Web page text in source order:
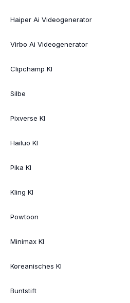
Haiper Ai Videogenerator
Virbo Ai Videogenerator
Clipchamp KI
Silbe
Pixverse KI
Hailuo KI
Pika KI
Kling KI
Powtoon
Minimax KI
Koreanisches KI
Buntstift